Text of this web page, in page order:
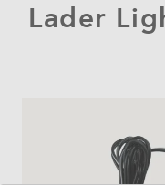
Lader